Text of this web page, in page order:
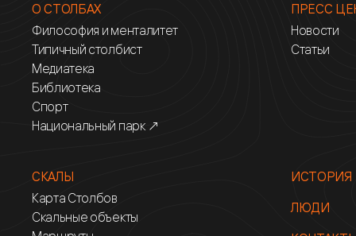
О СТОЛБАХ
Философия и менталитет
Типичный столбист
Медиатека
Библиотека
Спорт
Национальный парк ↗
ПРЕСС
Новости
Статьи
СКАЛЫ
Карта Столбов
Скальные объекты
ИСТОРИЯ
ЛЮДИ